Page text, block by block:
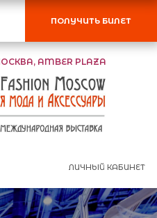
AMBER PLAZA
ЛИЧНЫЙ КАБИНЕТ
ПОЛУЧИТЬ БИЛЕТ